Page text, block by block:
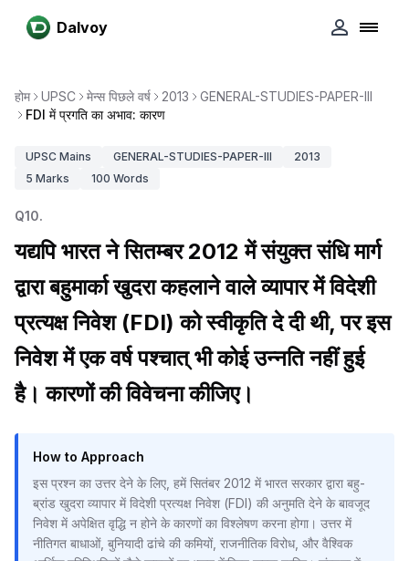
Dalvoy
होम UPSC मेन्स पिछले वर्ष 2013
GENERAL-STUDIES-PAPER-III
FDI में प्रगति का अभाव: कारण
UPSC Mains GENERAL-STUDIES-PAPER-III
2013
5 Marks 100 Words
Q10.
यद्यपि भारत ने सितम्बर 2012 में संयुक्त संधि मार्ग
द्वारा बहुमार्का खुदरा कहलाने वाले व्यापार में विदेशी
प्रत्यक्ष निवेश (FDI) को स्वीकृति दे दी थी, पर इस
निवेश में एक वर्ष पश्चात् भी कोई उन्नति नहीं हुई
है। कारणों की विवेचना कीजिए।
How to Approach
इस प्रश्न का उत्तर देने के लिए, हमें सितंबर 2012 में भारत सरकार द्वारा बहु-
ब्रांड खुदरा व्यापार में विदेशी प्रत्यक्ष निवेश (FDI) की अनुमति देने के बावजूद
निवेश में अपेक्षित वृद्धि न होने के कारणों का विश्लेषण करना होगा। उत्तर में
नीतिगत बाधाओं, बुनियादी ढांचे की कमियों, राजनीतिक विरोध, और वैश्विक